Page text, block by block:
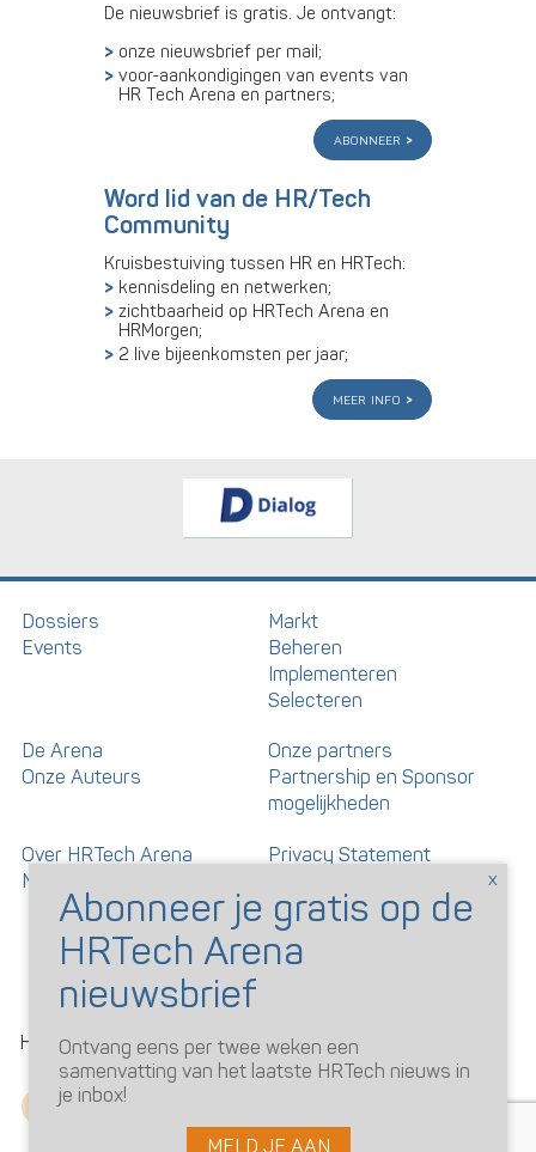
De nieuwsbrief is gratis. Je ontvangt:
onze nieuwsbrief per mail;
voor-aankondigingen van events van
HR Tech Arena en partners;
abonneer
Word lid van de HR/Tech
Community
Kruisbestuiving tussen HR en HRTech:
kennisdeling en netwerken;
zichtbaarheid op HRTech Arena en
HRMorgen;
2 live bijeenkomsten per jaar;
meer info
Dossiers
Events
Markt
Beheren
Implementeren
Selecteren
De Arena
Onze Auteurs
Onze partners
Partnership en Sponsor
mogelijkheden
Over HRTech Arena
Nieuwsbrief
Privacy Statement
Gedragscode artikelen en
reacties
HRTechArena 2026
Ontvang eens per twee weken een
samenvatting van het laatste HRTech nieuws in
je inbox!
MELD JE AAN